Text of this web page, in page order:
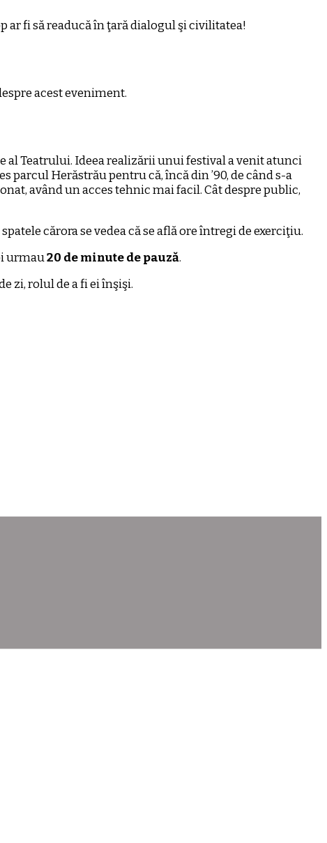
ar fi să readucă în ţară dialogul şi civilitatea!
acest eveniment.
al Teatrului. Ideea realizării unui festival a venit atunci
Herăstrău pentru că, încă din ’90, de când s-a
având un acces tehnic mai facil. Cât despre public,
cărora se vedea că se află ore întregi de exerciţiu.
urmau20 de minute de pauză.
zi, rolul de a fi ei înşişi.